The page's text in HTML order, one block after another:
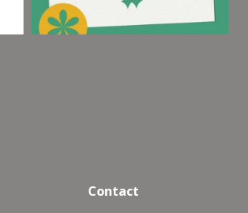
Contact